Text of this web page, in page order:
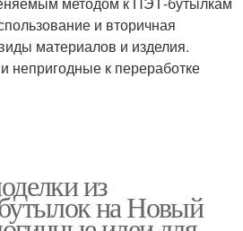
и вторичная
материалов и изделия.
непригодные к переработке
из
на Новый